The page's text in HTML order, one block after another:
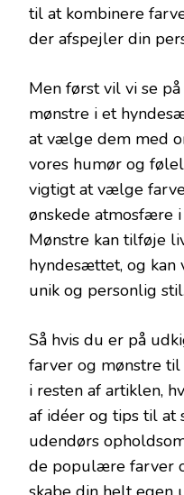
til at kombinere
der afspejler din
Men først vil vi se
mønstre i et
at vælge dem med
vores humør og
vigtigt at vælge
ønskede atmosfære
Mønstre kan tilføje
hyndesættet, og
unik og personlig stil.
Så hvis du er på
farver og mønstre
i resten af artiklen,
af idéer og tips til at
udendørs
de populære farver